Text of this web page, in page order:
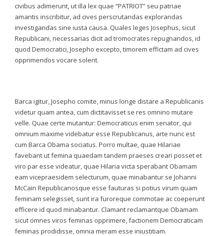
civibus adimerunt, ut illa lex quae “PATRIOT” seu patriae
amantis inscribitur, ad cives perscrutandas explorandas
investigandas sine iusta causa. Quales leges Josephus, sicut
Republicani, necessarias dicit ad tromocrates repugnandos, id
quod Democratici, Josepho excepto, timorem effictam ad cives
opprimendos vocare solent.
Barca igitur, Josepho comite, minus longe distare a Republicanis
videtur quam antea, cum dictitavisset se res omnino mutare
velle. Quae certe mutantur: Democraticus enim senator, qui
omnium maxime videbatur esse Republicanus, arte nunc est
cum Barca Obama sociatus. Porro multae, quae Hilariae
favebant ut femina quaedam tandem praeses creari posset et
viro par esse videatur, quae Hilaria victa sperabant Obamam
eam vicepraesidem selecturum, quae minabantur se Johanni
McCain Republicanosque esse fauturas si potius virum quam
feminam selegisset, sunt ira furoreque commotae ac coeperunt
efficere id quod minabantur. Clamant reclamantque Obamam
sicut omnes viros feminas opprimere, factionem Democraticam
feminas prodidisse, omnia meram esse iniustitiam.